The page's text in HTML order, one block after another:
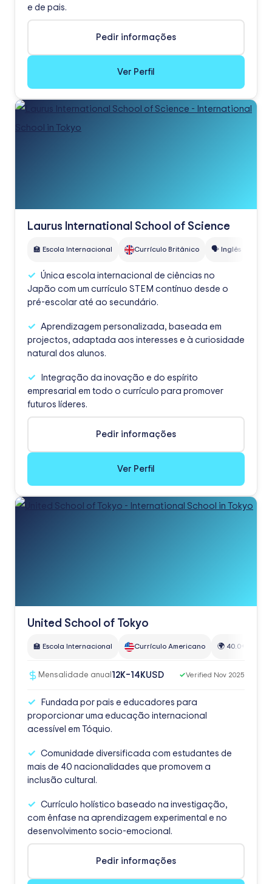
e de pais.
Pedir informações
Ver Perfil
Laurus International School of Science
🏫 Escola Internacional Currículo Britânico 🗣️ Inglês
Única escola internacional de ciências no
Japão com um currículo STEM contínuo desde o
pré-escolar até ao secundário.
Aprendizagem personalizada, baseada em
projectos, adaptada aos interesses e à curiosidade
natural dos alunos.
Integração da inovação e do espírito
empresarial em todo o currículo para promover
futuros líderes.
Pedir informações
Ver Perfil
United School of Tokyo
🏫 Escola Internacional Currículo Americano 🌍 40.0+ nações
Mensalidade anual 12K–14KUSD ✓Verified Nov 2025
Fundada por pais e educadores para
proporcionar uma educação internacional
acessível em Tóquio.
Comunidade diversificada com estudantes de
mais de 40 nacionalidades que promovem a
inclusão cultural.
Currículo holístico baseado na investigação,
com ênfase na aprendizagem experimental e no
desenvolvimento socio-emocional.
Pedir informações